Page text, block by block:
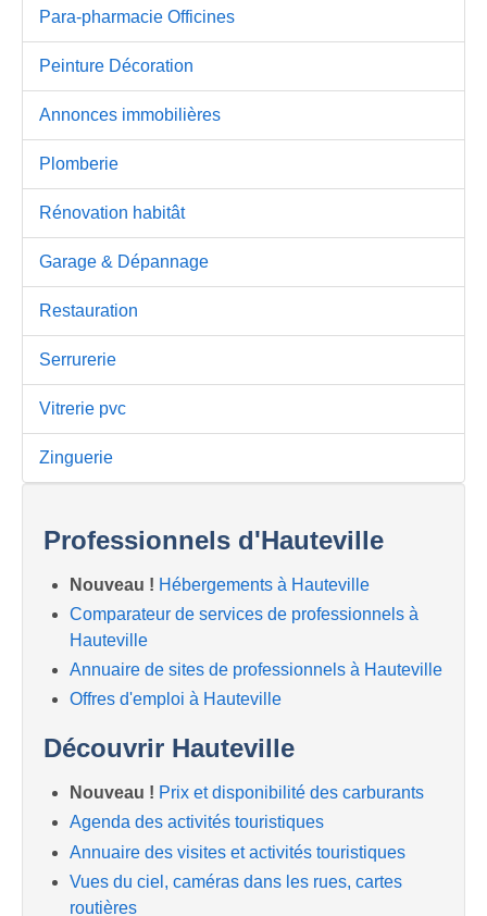
Para-pharmacie Officines
Peinture Décoration
Annonces immobilières
Plomberie
Rénovation habitât
Garage & Dépannage
Restauration
Serrurerie
Vitrerie pvc
Zinguerie
Professionnels d'Hauteville
Nouveau ! Hébergements à Hauteville
Comparateur de services de professionnels à
Hauteville
Annuaire de sites de professionnels à Hauteville
Offres d'emploi à Hauteville
Découvrir Hauteville
Nouveau ! Prix et disponibilité des carburants
Agenda des activités touristiques
Annuaire des visites et activités touristiques
Vues du ciel, caméras dans les rues, cartes
routières